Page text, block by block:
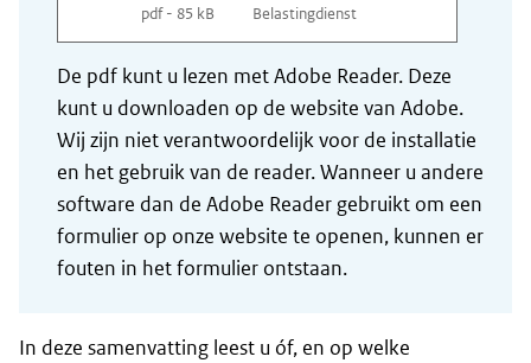
pdf - 85 kB Belastingdienst
De pdf kunt u lezen met Adobe Reader. Deze
kunt u downloaden op de website van Adobe.
Wij zijn niet verantwoordelijk voor de installatie
en het gebruik van de reader. Wanneer u andere
software dan de Adobe Reader gebruikt om een
formulier op onze website te openen, kunnen er
fouten in het formulier ontstaan.
In deze samenvatting leest u óf, en op welke